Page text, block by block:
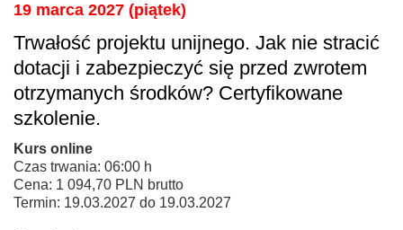
19 marca 2027 (piątek)
Trwałość projektu unijnego. Jak nie stracić
dotacji i zabezpieczyć się przed zwrotem
otrzymanych środków? Certyfikowane
szkolenie.
Kurs online
Czas trwania: 06:00 h
Cena: 1 094,70 PLN brutto
Termin: 19.03.2027 do 19.03.2027